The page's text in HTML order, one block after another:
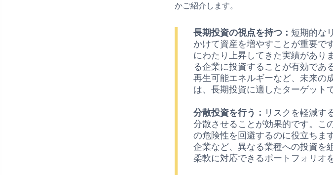
かご紹介します。
長期投資の視点を持つ： 短期的な
かけて資産を増やすことが重要で
にわたり上昇してきた実績があり
る企業に投資することが有効であ
再生可能エネルギーなど、未来の
は、長期投資に適したターゲットで
分散投資を行う： リスクを軽減す
分散させることが効果的です。こ
の危険性を回避するのに役立ちま
企業など、異なる業種への投資を
柔軟に対応できるポートフォリオ